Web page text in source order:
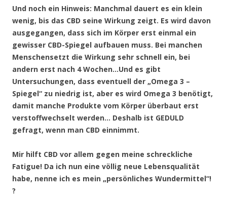
Und noch ein Hinweis: Manchmal dauert es ein klein
wenig, bis das CBD seine Wirkung zeigt. Es wird davon
ausgegangen, dass sich im Körper erst einmal ein
gewisser CBD-Spiegel aufbauen muss. Bei manchen
Menschensetzt die Wirkung sehr schnell ein, bei
andern erst nach 4 Wochen…Und es gibt
Untersuchungen, dass eventuell der „Omega 3 –
Spiegel“ zu niedrig ist, aber es wird Omega 3 benötigt,
damit manche Produkte vom Körper überbaut erst
verstoffwechselt werden… Deshalb ist GEDULD
gefragt, wenn man CBD einnimmt.
Mir hilft CBD vor allem gegen meine schreckliche
Fatigue! Da ich nun eine völlig neue Lebensqualität
habe, nenne ich es mein „persönliches Wundermittel“!
?